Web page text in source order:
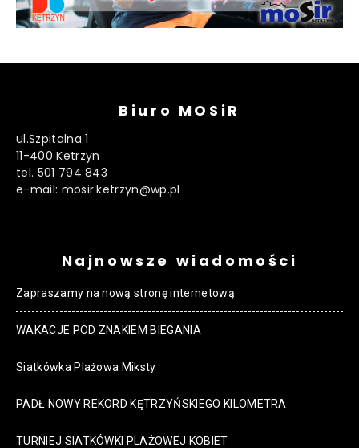
Biuro MOSiR
ul.Szpitalna 1
11-400 Ketrzyn
tel. 501 794 843
e-mail: mosir.ketrzyn@wp.pl
Najnowsze wiadomości
Zapraszamy na nową stronę internetową
WAKACJE POD ZNAKIEM BIEGANIA
Siatkówka Plażowa Miksty
PADŁ NOWY REKORD KĘTRZYŃSKIEGO KILOMETRA
TURNIEJ SIATKÓWKI PLAŻOWEJ KOBIET